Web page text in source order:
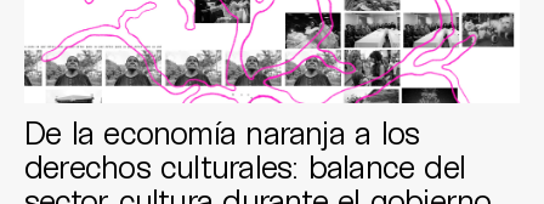
De la economía naranja a los
derechos culturales: balance del